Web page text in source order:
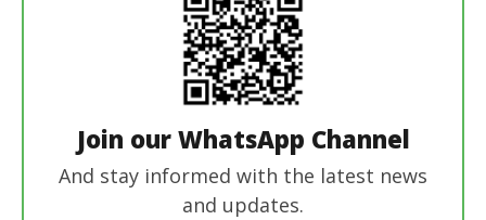
Join our WhatsApp Channel
And stay informed with the latest news
and updates.